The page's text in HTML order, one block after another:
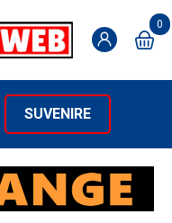
0
SUVENIRE